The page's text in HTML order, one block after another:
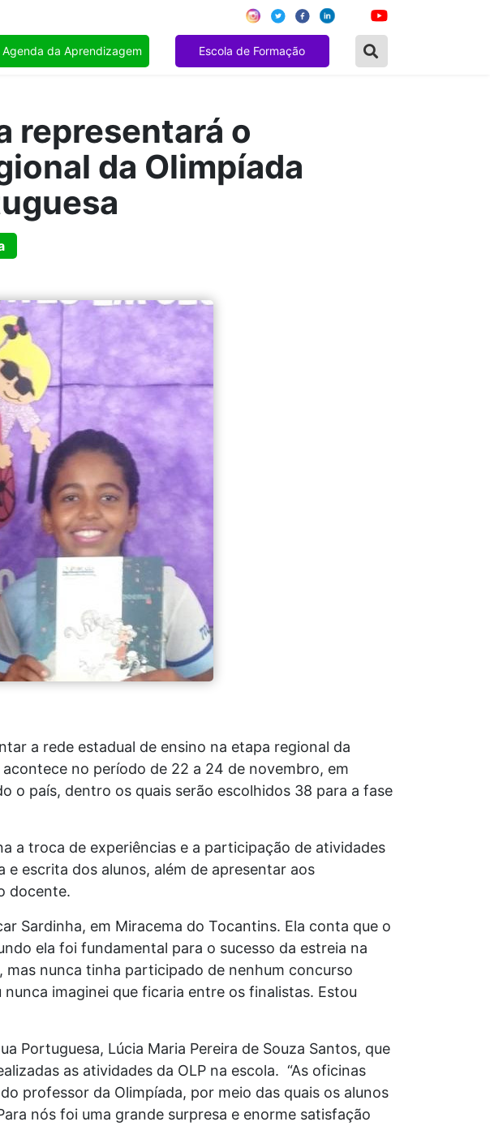
Agenda da Aprendizagem Escola de Formação
representará o
da Olimpíada
a rede estadual de ensino na etapa regional da
no período de 22 a 24 de novembro, em
o país, dentro os quais serão escolhidos 38 para a fase
a troca de experiências e a participação de atividades
escrita dos alunos, além de apresentar aos
docente.
Sardinha, em Miracema do Tocantins. Ela conta que o
ela foi fundamental para o sucesso da estreia na
mas nunca tinha participado de nenhum concurso
imaginei que ficaria entre os finalistas. Estou
Portuguesa, Lúcia Maria Pereira de Souza Santos, que
as atividades da OLP na escola. “As oficinas
professor da Olimpíada, por meio das quais os alunos
nós foi uma grande surpresa e enorme satisfação